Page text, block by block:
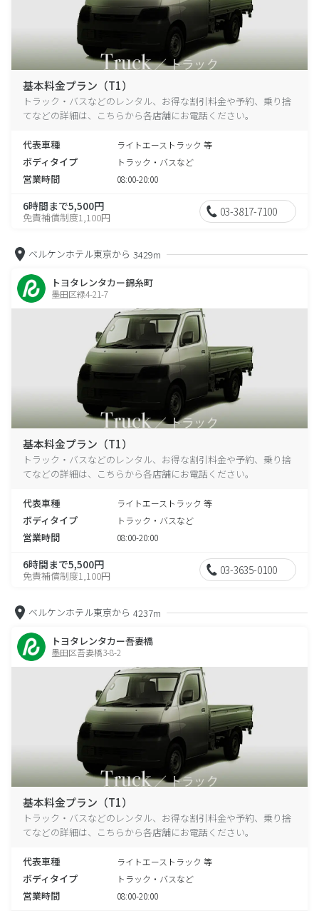
基本料金プラン（T1）
トラック・バスなどのレンタル、お得な割引料金や予約、乗り捨
てなどの詳細は、こちらから各店舗にお電話ください。
代表車種 ライトエーストラック 等
ボディタイプ トラック・バスなど
営業時間 08:00-20:00
6時間まで5,500円
免責補償制度1,100円 03-3817-7100
ベルケンホテル東京から 3429m
トヨタレンタカー錦糸町
墨田区緑4-21-7
基本料金プラン（T1）
トラック・バスなどのレンタル、お得な割引料金や予約、乗り捨
てなどの詳細は、こちらから各店舗にお電話ください。
代表車種 ライトエーストラック 等
ボディタイプ トラック・バスなど
営業時間 08:00-20:00
6時間まで5,500円
免責補償制度1,100円 03-3635-0100
ベルケンホテル東京から 4237m
トヨタレンタカー吾妻橋
墨田区吾妻橋3-8-2
基本料金プラン（T1）
トラック・バスなどのレンタル、お得な割引料金や予約、乗り捨
てなどの詳細は、こちらから各店舗にお電話ください。
代表車種 ライトエーストラック 等
ボディタイプ トラック・バスなど
営業時間 08:00-20:00